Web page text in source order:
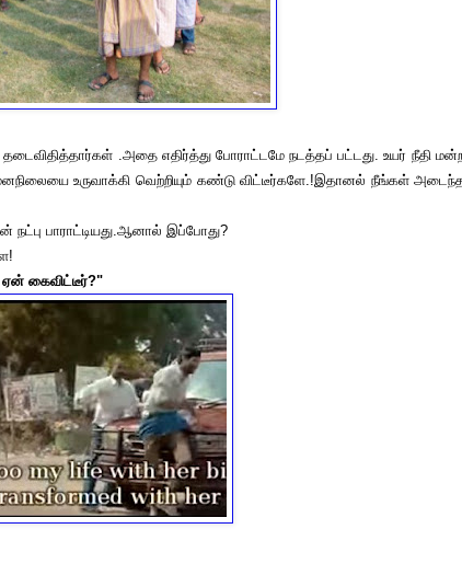
.அதை எதிர்த்து போராட்டமே நடத்தப் பட்டது. உயர் நீதி
மனநிலையை உருவாக்கி வெற்றியும் கண்டு விட்டீர்களே.!இதானல் நீங்கள்
பாராட்டியது.ஆனால் இப்போது?
கைவிட்டீர்?"